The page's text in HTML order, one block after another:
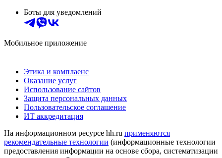
Боты для уведомлений
Мобильное приложение
Этика и комплаенс
Оказание услуг
Использование сайтов
Защита персональных данных
Пользовательское соглашение
ИТ аккредитация
На информационном ресурсе hh.ru применяются
рекомендательные технологии (информационные технологии
предоставления информации на основе сбора, систематизации